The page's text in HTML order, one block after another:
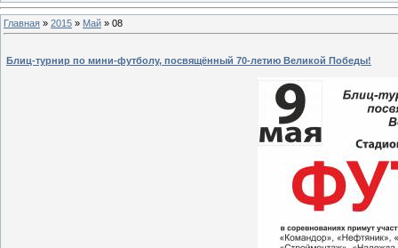
Главная » 2015 » Май » 08
Блиц-турнир по мини-футболу, посвящённый 70-летию Великой Победы!